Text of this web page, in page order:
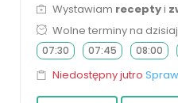
Wystawiam receptyi
Wolne terminy na
07:30 07:45 08:00
Niedostępny jutro